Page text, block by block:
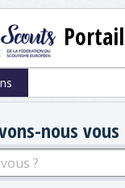
nous vous